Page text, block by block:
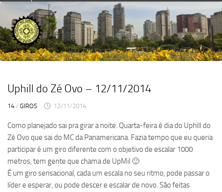
Skip
content
Uphill do Zé Ovo – 12/11/2014
14 / GIROS 12/11/2014
Como planejado sai pra girar a noite. Quarta-feira é dia do Uphill do
Zé Ovo que sai do MC da Panamericana. Fazia tempo que eu queria
participar é um giro diferente com o objetivo de escalar 1000
metros, tem gente que chama de UpMil 🙂
É um giro sensacional, cada um escala no seu ritmo, pode passar o
líder e esperar, ou pode descer e escalar de novo. São feitas